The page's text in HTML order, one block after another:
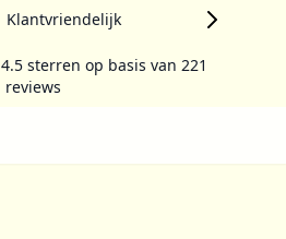
Creatief
4.5 sterren op basis van 221
reviews